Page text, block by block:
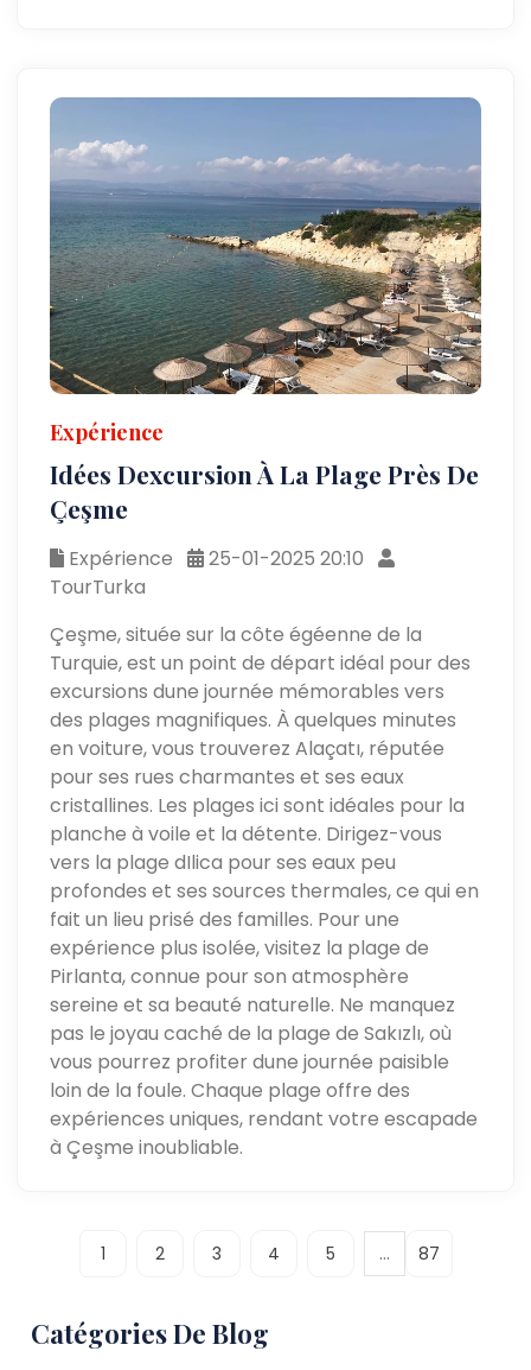
Expérience
Idées Dexcursion À La Plage Près De
Çeşme
Expérience
25-01-2025 20:10
TourTurka
Çeşme, située sur la côte égéenne de la
Turquie, est un point de départ idéal pour des
excursions dune journée mémorables vers
des plages magnifiques. À quelques minutes
en voiture, vous trouverez Alaçatı, réputée
pour ses rues charmantes et ses eaux
cristallines. Les plages ici sont idéales pour la
planche à voile et la détente. Dirigez-vous
vers la plage dIlica pour ses eaux peu
profondes et ses sources thermales, ce qui en
fait un lieu prisé des familles. Pour une
expérience plus isolée, visitez la plage de
Pirlanta, connue pour son atmosphère
sereine et sa beauté naturelle. Ne manquez
pas le joyau caché de la plage de Sakızlı, où
vous pourrez profiter dune journée paisible
loin de la foule. Chaque plage offre des
expériences uniques, rendant votre escapade
à Çeşme inoubliable.
1 2 3 4 5 ... 87
Catégories De Blog